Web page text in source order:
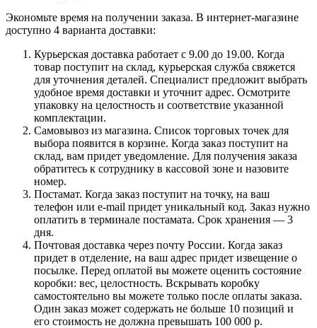
Экономьте время на получении заказа. В интернет-магазине
доступно 4 варианта доставки:
Курьерская доставка работает с 9.00 до 19.00. Когда
товар поступит на склад, курьерская служба свяжется
для уточнения деталей. Специалист предложит выбрать
удобное время доставки и уточнит адрес. Осмотрите
упаковку на целостность и соответствие указанной
комплектации.
Самовывоз из магазина. Список торговых точек для
выбора появится в корзине. Когда заказ поступит на
склад, вам придет уведомление. Для получения заказа
обратитесь к сотруднику в кассовой зоне и назовите
номер.
Постамат. Когда заказ поступит на точку, на ваш
телефон или e-mail придет уникальный код. Заказ нужно
оплатить в терминале постамата. Срок хранения — 3
дня.
Почтовая доставка через почту России. Когда заказ
придет в отделение, на ваш адрес придет извещение о
посылке. Перед оплатой вы можете оценить состояние
коробки: вес, целостность. Вскрывать коробку
самостоятельно вы можете только после оплаты заказа.
Один заказ может содержать не больше 10 позиций и
его стоимость не должна превышать 100 000 р.